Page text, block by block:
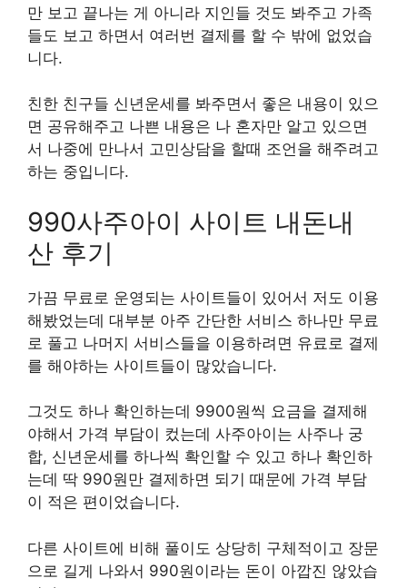
만 보고 끝나는 게 아니라 지인들 것도 봐주고 가족
들도 보고 하면서 여러번 결제를 할 수 밖에 없었습
니다.
친한 친구들 신년운세를 봐주면서 좋은 내용이 있으
면 공유해주고 나쁜 내용은 나 혼자만 알고 있으면
서 나중에 만나서 고민상담을 할때 조언을 해주려고
하는 중입니다.
990사주아이 사이트 내돈내
산 후기
가끔 무료로 운영되는 사이트들이 있어서 저도 이용
해봤었는데 대부분 아주 간단한 서비스 하나만 무료
로 풀고 나머지 서비스들을 이용하려면 유료로 결제
를 해야하는 사이트들이 많았습니다.
그것도 하나 확인하는데 9900원씩 요금을 결제해
야해서 가격 부담이 컸는데 사주아이는 사주나 궁
합, 신년운세를 하나씩 확인할 수 있고 하나 확인하
는데 딱 990원만 결제하면 되기 때문에 가격 부담
이 적은 편이었습니다.
다른 사이트에 비해 풀이도 상당히 구체적이고 장문
으로 길게 나와서 990원이라는 돈이 아깝진 않았습